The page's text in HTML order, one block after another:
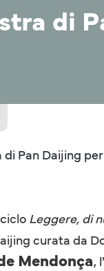
di
Pan Daijing
Leggere, di
curata da
Mendonça,